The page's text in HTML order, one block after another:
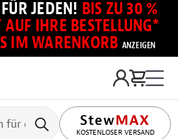
JEDEN! BIS ZU 30 %
AUF IHRE BESTELLUNG*
IM WARENKORB ANZEIGEN
KOSTENLOSER VERSAND